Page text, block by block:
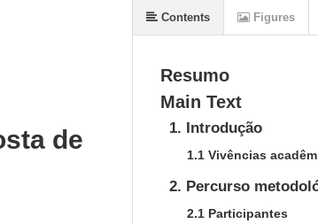
de
Resumo
Main Text
1. Introdução
1.1 Vivências
2. Percurso
2.1 Participantes
Contents Figures